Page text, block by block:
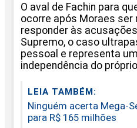
O aval de Fachin para
ocorre após Moraes
responder às
Supremo, o caso
pessoal e representa
independência do
LEIA TAMBÉM:
Ninguém acerta Mega-
para R$ 165 milhões